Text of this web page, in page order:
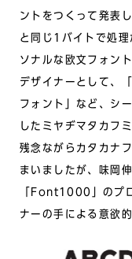
ントをつくって発表
と同じ1バイトで処
ソナルな欧文フォン
デザイナーとして、
フォント」など、シ
したミヤヂマタカフ
残念ながらカタカナ
まいましたが、味岡
「Font1000」のプ
ナーの手による意欲